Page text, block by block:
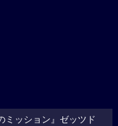
ミッション』ゼッツド